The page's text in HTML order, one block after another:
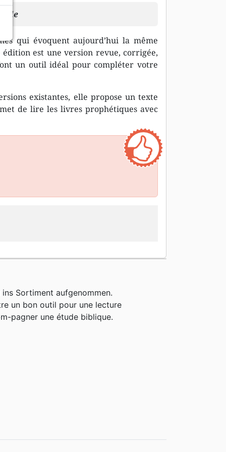
qui évoquent aujourd’hui la même
est une version revue, corrigée,
un outil idéal pour compléter votre
existantes, elle propose un texte
de lire les livres prophétiques avec
Sortiment aufgenommen.
un bon outil pour une lecture
pagner une étude biblique.